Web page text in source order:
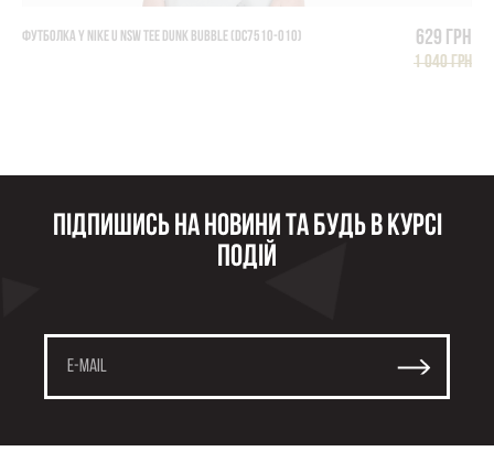
ФУТБОЛКА Y NIKE U NSW TEE DUNK BUBBLE (DC7510-010) 629 грн
1 040 грн
Підпишись на новини та будь в курсі
подій